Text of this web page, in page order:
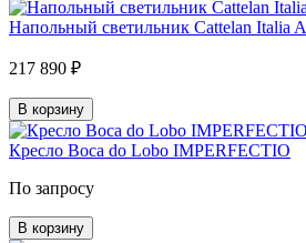
Напольный светильник Cattelan Italia
217 890 ₽
В корзину
Кресло Boca do Lobo IMPERFECTIO
По запросу
В корзину